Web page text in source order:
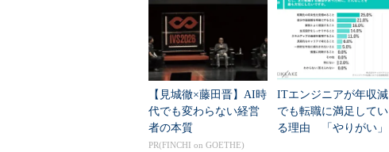
【見城徹×藤田晋】AI時
代でも変わらない経営
者の本質
PR(FINCHI on GOETHE)
ITエンジニアが年収減
でも転職に満足してい
る理由 「やりがい」